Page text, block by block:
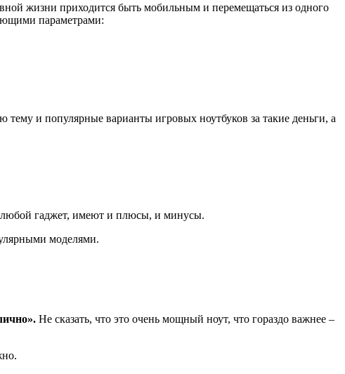
жизни приходится быть мобильным и перемещаться из одного
параметрами:
и популярные варианты игровых ноутбуков за такие деньги, а
гаджет, имеют и плюсы, и минусы.
моделями.
Не сказать, что это очень мощный ноут, что гораздо важнее –